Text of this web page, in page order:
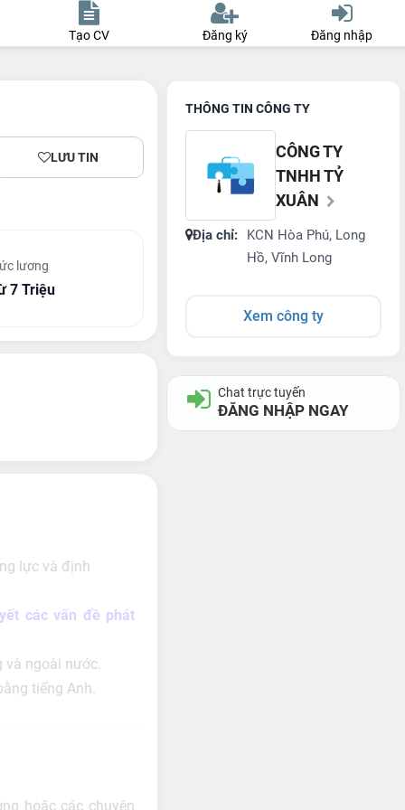
Tạo CV Đăng ký Đăng nhập
LƯU TIN
lương
7 Triệu
lực và định
các vấn đề phát
và ngoài nước.
tiếng Anh.
hoặc các chuyên
THÔNG TIN CÔNG TY
CÔNG TY
TNHH TỶ
XUÂN
Địa chỉ:
KCN Hòa Phú, Long
Hồ, Vĩnh Long
Xem công ty
Chat trực tuyến
ĐĂNG NHẬP NGAY